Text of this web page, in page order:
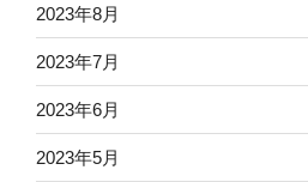
2023年8月
2023年7月
2023年6月
2023年5月